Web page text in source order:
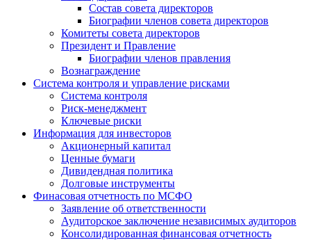
Состав совета директоров
Биографии членов совета директоров
Комитеты совета директоров
Президент и Правление
Биографии членов правления
Вознаграждение
Система контроля и управление рисками
Система контроля
Риск-менеджмент
Ключевые риски
Информация для инвесторов
Акционерный капитал
Ценные бумаги
Дивидендная политика
Долговые инструменты
Финасовая отчетность по МСФО
Заявление об ответственности
Аудиторское заключение независимых аудиторов
Консолидированная финансовая отчетность